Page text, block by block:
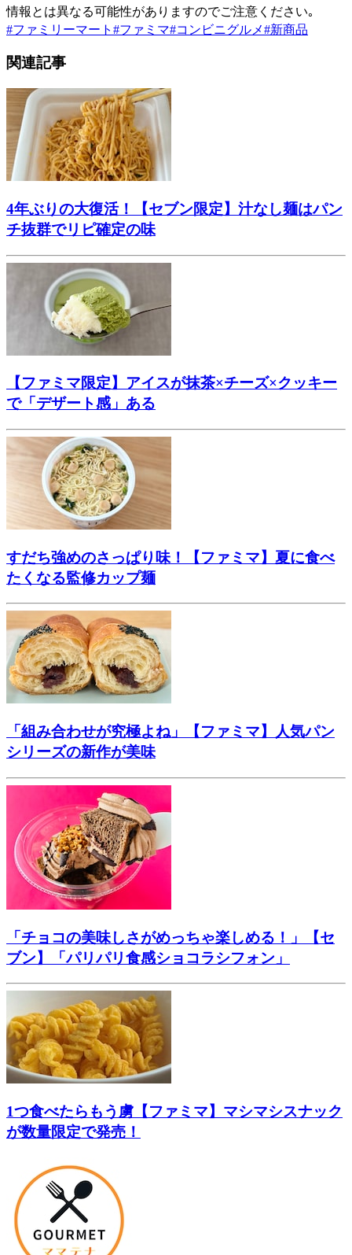
情報とは異なる可能性がありますのでご注意ください｡
#ファミリーマート #ファミマ#コンビニグルメ#新商品
関連記事
4年ぶりの大復活！【セブン限定】汁なし麺はパン
チ抜群でリピ確定の味
【ファミマ限定】アイスが抹茶×チーズ×クッキー
で「デザート感」ある
すだち強めのさっぱり味！【ファミマ】夏に食べ
たくなる監修カップ麺
「組み合わせが究極よね」【ファミマ】人気パン
シリーズの新作が美味
「チョコの美味しさがめっちゃ楽しめる！」【セ
ブン】「パリパリ食感ショコラシフォン」
1つ食べたらもう虜【ファミマ】マシマシスナック
が数量限定で発売！